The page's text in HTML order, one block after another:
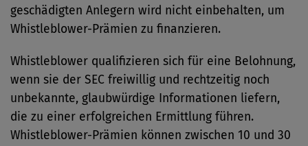
geschädigten Anlegern wird nicht einbehalten, um
Whistleblower-Prämien zu finanzieren.
Whistleblower qualifizieren sich für eine Belohnung,
wenn sie der SEC freiwillig und rechtzeitig noch
unbekannte, glaubwürdige Informationen liefern,
die zu einer erfolgreichen Ermittlung führen.
Whistleblower-Prämien können zwischen 10 und 30